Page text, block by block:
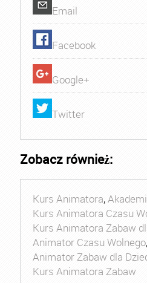
Email
Facebook
Google+
Twitter
Zobacz również:
Kurs Animatora,
Kurs Animatora Czasu
Kurs Animatora Zabaw
Animator Czasu Wolnego,
Animator Zabaw dla
Kurs Animatora Zabaw